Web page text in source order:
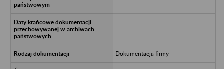
Dokumentacja firmy